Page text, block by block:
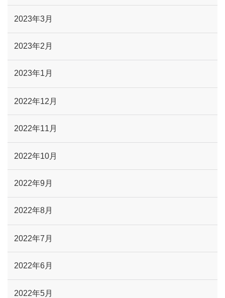
2023年3月
2023年2月
2023年1月
2022年12月
2022年11月
2022年10月
2022年9月
2022年8月
2022年7月
2022年6月
2022年5月